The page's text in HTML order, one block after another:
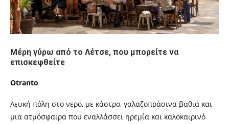
Μέρη γύρω από το Λέτσε, που μπορείτε να
επισκεφθείτε
Otranto
Λευκή πόλη στο νερό, με κάστρο, γαλαζοπράσινα βαθιά και
μια ατμόσφαιρα που εναλλάσσει ηρεμία και καλοκαιρινό